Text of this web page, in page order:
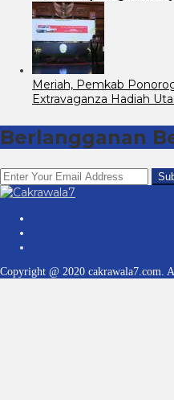
Meriah, Pemkab
Extravaganza Hadiah
Berlangganan
Copyright @ 2020 cakrawala7.com.